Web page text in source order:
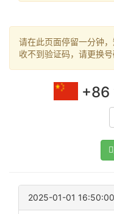
请在此页面停留一分钟
收不到验证码，请更换号
+86
2025-01-01 16:50:00